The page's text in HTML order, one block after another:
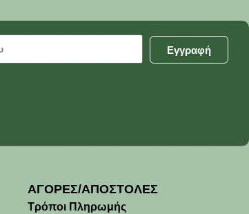
Εγγραφή
ΑΓΟΡΕΣ/ΑΠΟΣΤΟΛΕΣ
Τρόποι Πληρωμής